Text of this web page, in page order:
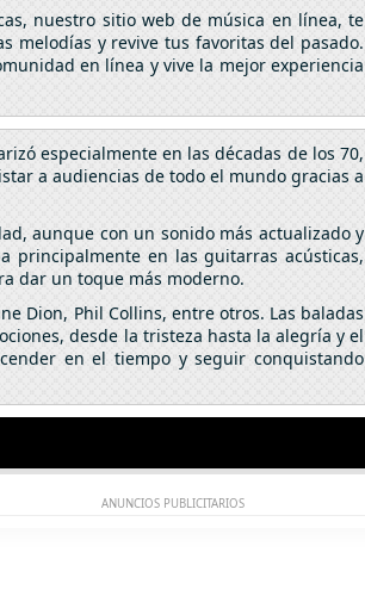
nuestro sitio web de música en línea, te
melodías y revive tus favoritas del pasado.
en línea y vive la mejor experiencia
especialmente en las décadas de los 70,
a audiencias de todo el mundo gracias a
aunque con un sonido más actualizado y
principalmente en las guitarras acústicas,
dar un toque más moderno.
Dion, Phil Collins, entre otros. Las baladas
desde la tristeza hasta la alegría y el
en el tiempo y seguir conquistando
ANUNCIOS PUBLICITARIOS